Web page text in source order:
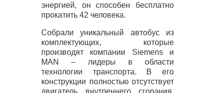
энергией, он способен бесплатно
прокатить 42 человека.
Собрали уникальный автобус из
комплектующих, которые
производят компании Siemens и
MAN
– лидеры в области
технологии транспорта. В его
конструкции полностью отсутствует
двигатель внутреннего сгорания,